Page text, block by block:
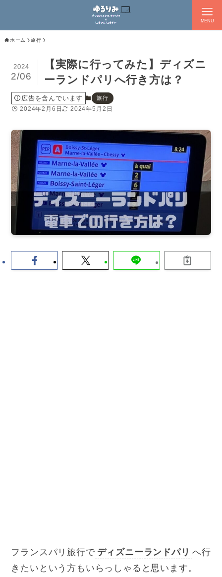
MENU
ホーム 旅行
【実際に行ってみた】ディズニ
ーランドパリへ行き方は？
2024
2/06
広告を含んでいます 旅行
2024年2月6日 2024年5月2日
フランスパリ旅行で ディズニーランドパリ へ行
きたいという方もいらっしゃると思います。